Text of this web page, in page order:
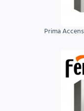
Prima